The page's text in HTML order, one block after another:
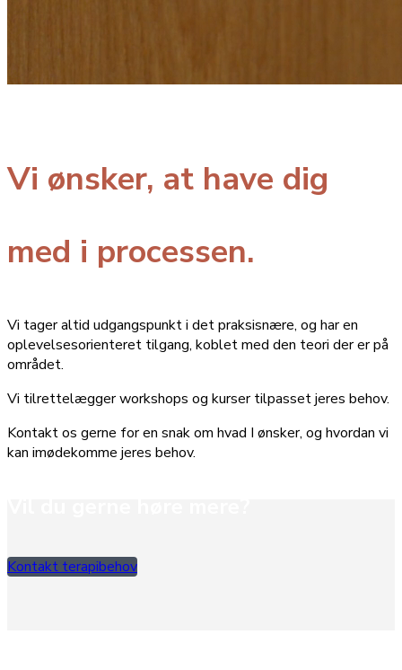
Vi ønsker, at have dig
med i processen.
Vi tager altid udgangspunkt i det praksisnære, og har en
oplevelsesorienteret tilgang, koblet med den teori der er på
området.
Vi tilrettelægger workshops og kurser tilpasset jeres behov.
Kontakt os gerne for en snak om hvad I ønsker, og hvordan vi
kan imødekomme jeres behov.
Kontakt terapibehov